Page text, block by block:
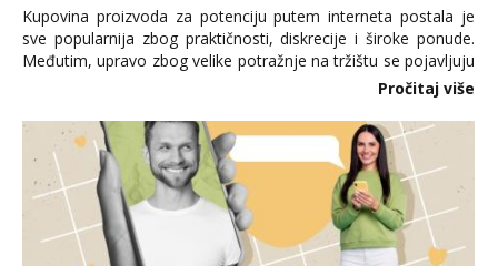
Kupovina proizvoda za potenciju putem interneta postala je
sve popularnija zbog praktičnosti, diskrecije i široke ponude.
Međutim, upravo zbog velike potražnje na tržištu se pojavljuju
i brojni krivotvoreni proizvodi, nepouzdane internetske
Pročitaj više